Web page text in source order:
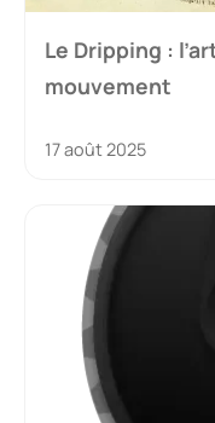
Le Dripping :
mouvement
17 août 2025